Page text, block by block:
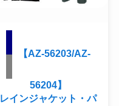
【AZ-56203/AZ-
56204】
レインジャケット・パ